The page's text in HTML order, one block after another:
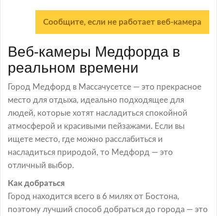
Сообщите, если не работает веб-камера
Веб-камеры Медфорда в
реальном времени
Город Медфорд в Массачусетсе — это прекрасное
место для отдыха, идеально подходящее для
людей, которые хотят насладиться спокойной
атмосферой и красивыми пейзажами. Если вы
ищете место, где можно расслабиться и
насладиться природой, то Медфорд — это
отличный выбор.
Как добраться
Город находится всего в 6 милях от Бостона,
поэтому лучший способ добраться до города — это